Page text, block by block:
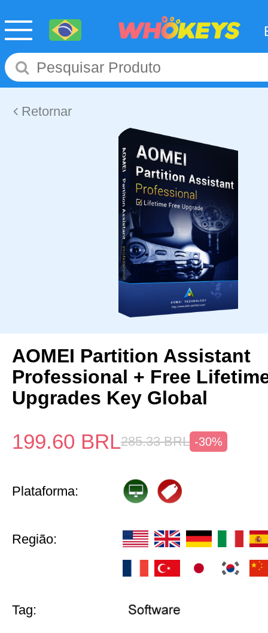
Retornar
AOMEI Partition Assistant
Professional + Free
Upgrades Key Global
199.60 BRL285.33 BRL -30%
Plataforma:
Região:
Tag: